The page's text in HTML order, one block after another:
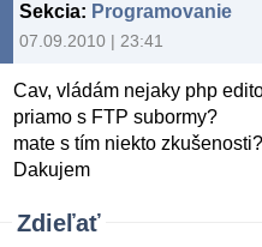
Sekcia: Programovanie
07.09.2010 | 23:41
Cav, vládám nejaky php
priamo s FTP subormy?
mate s tím niekto zkušenosti?
Dakujem
Zdieľať